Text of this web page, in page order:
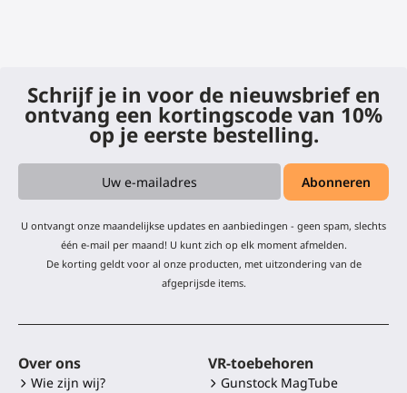
Schrijf je in voor de nieuwsbrief en
ontvang een kortingscode van 10%
op je eerste bestelling.
U ontvangt onze maandelijkse updates en aanbiedingen - geen spam, slechts
één e-mail per maand! U kunt zich op elk moment afmelden.
De korting geldt voor al onze producten, met uitzondering van de
afgeprijsde items.
Over ons
Wie zijn wij?
VR-toebehoren
Gunstock MagTube